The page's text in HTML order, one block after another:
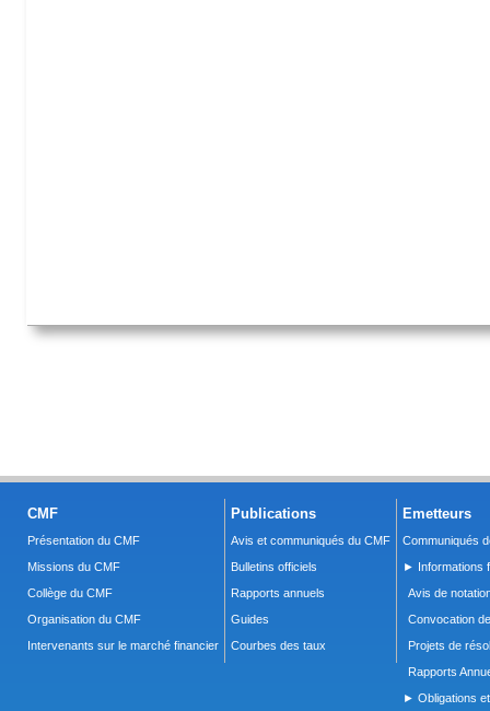
CMF
Présentation du CMF
Missions du CMF
Collège du CMF
Organisation du CMF
Intervenants sur le marché financier
Publications
Avis et communiqués du CMF
Bulletins officiels
Rapports annuels
Guides
Courbes des taux
Emetteurs
Communiqués
► Informations
Avis de
Convocation
Projets de
Rapports
► Obligations